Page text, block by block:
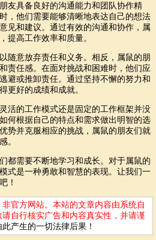
友具备良好的沟通能力和团队协作精
，他们需要能够清晰地表达自己的想法
见和建议。通过有效的沟通和协作，属
提高工作效率和质量。
随意放弃责任和义务。相反，属鼠的朋
责任感。在面对挑战和困难时，他们应
避或推卸责任。通过坚持不懈的努力和
更好的成绩和成就。
活的工作模式还是固定的工作框架并没
何根据自己的特点和需求做出明智的选
势并克服相应的挑战，属鼠的朋友们就
。
都需要不断地学习和成长。对于属鼠的
式是一种勇敢和智慧的表现。让我们一
！
官方网站。本站的文章内容由系统自
自行核实广告和内容真实性，并请谨
产生的一切法律后果！